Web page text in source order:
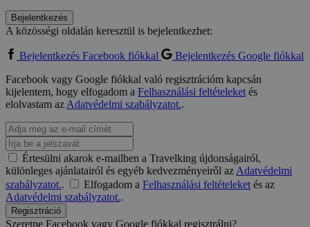
Bejelentkezés
A közösségi oldalán keresztül is bejelentkezhet:
Bejelentkezés Facebook fiókkal
Bejelentkezés Google fiókkal
Facebook vagy Google fiókkal való regisztrációm kapcsán
kijelentem, hogy elfogadom a Felhasználási feltételeketés
elolvastam azAdatvédelmi szabályzatot..
Értesülni akarok e-mailben a Travelking újdonságairól,
különleges ajánlatairól és egyéb kedvezményeiről azAdatvédelmi
szabályzatot.. Elfogadom a Felhasználási feltételeketés az
Adatvédelmi szabályzatot..
Regisztráció
Szeretne Facebook vagy Google fiókkal regisztrálni?